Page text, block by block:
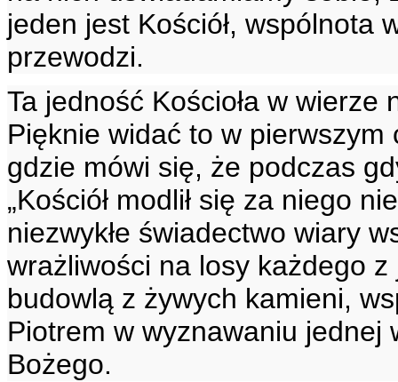
jeden jest Kościół, wspólnota
przewodzi.
Ta jedność Kościoła w
Pięknie widać to w
gdzie mówi się, że podczas
„Kościół modlił się za niego
niezwykłe świadectwo wiary
wrażliwości na losy każdego z
budowlą z żywych kamieni,
Piotrem w wyznawaniu jednej
Bożego.